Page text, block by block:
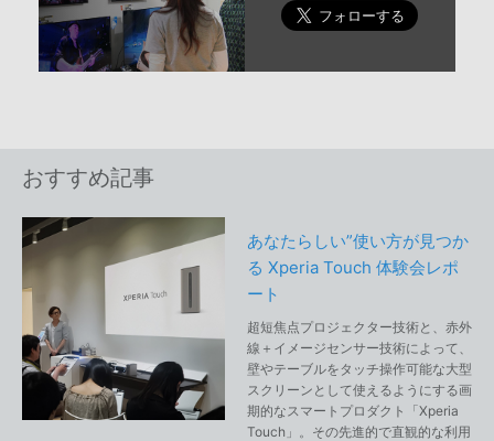
おすすめ記事
あなたらしい”使い方が見つか
る Xperia Touch 体験会レポ
ート
超短焦点プロジェクター技術と、赤外
線＋イメージセンサー技術によって、
壁やテーブルをタッチ操作可能な大型
スクリーンとして使えるようにする画
期的なスマートプロダクト「Xperia
Touch」。その先進的で直観的な利用